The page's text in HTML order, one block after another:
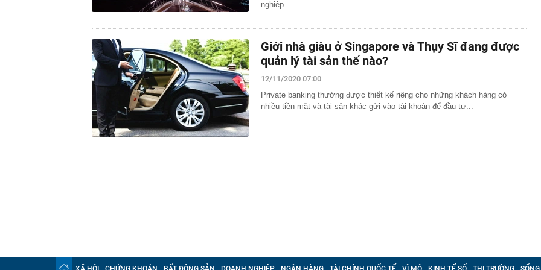
nghiệp…
Giới nhà giàu ở Singapore và Thụy Sĩ đang được
quản lý tài sản thế nào?
12/11/2020 07:00
Private banking thường được thiết kế riêng cho những khách hàng có
nhiều tiền mặt và tài sản khác gửi vào tài khoản để đầu tư...